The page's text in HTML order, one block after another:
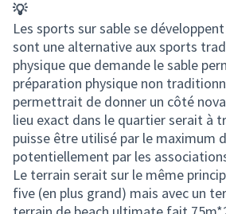
💡
Les sports sur sable se
sont une alternative aux sports
physique que demande le sable
préparation physique non
permettrait de donner un côté
lieu exact dans le quartier serait à
puisse être utilisé par le maximum
potentiellement par les
Le terrain serait sur le même
five (en plus grand) mais avec un